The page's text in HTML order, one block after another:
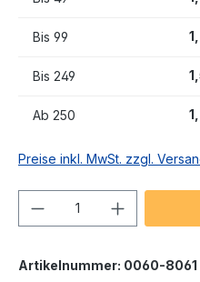
Bis 99
Bis 249
Ab 250
Preise inkl. MwSt. zzgl.
Produkt Anzahl:
Artikelnummer: 0060-8061